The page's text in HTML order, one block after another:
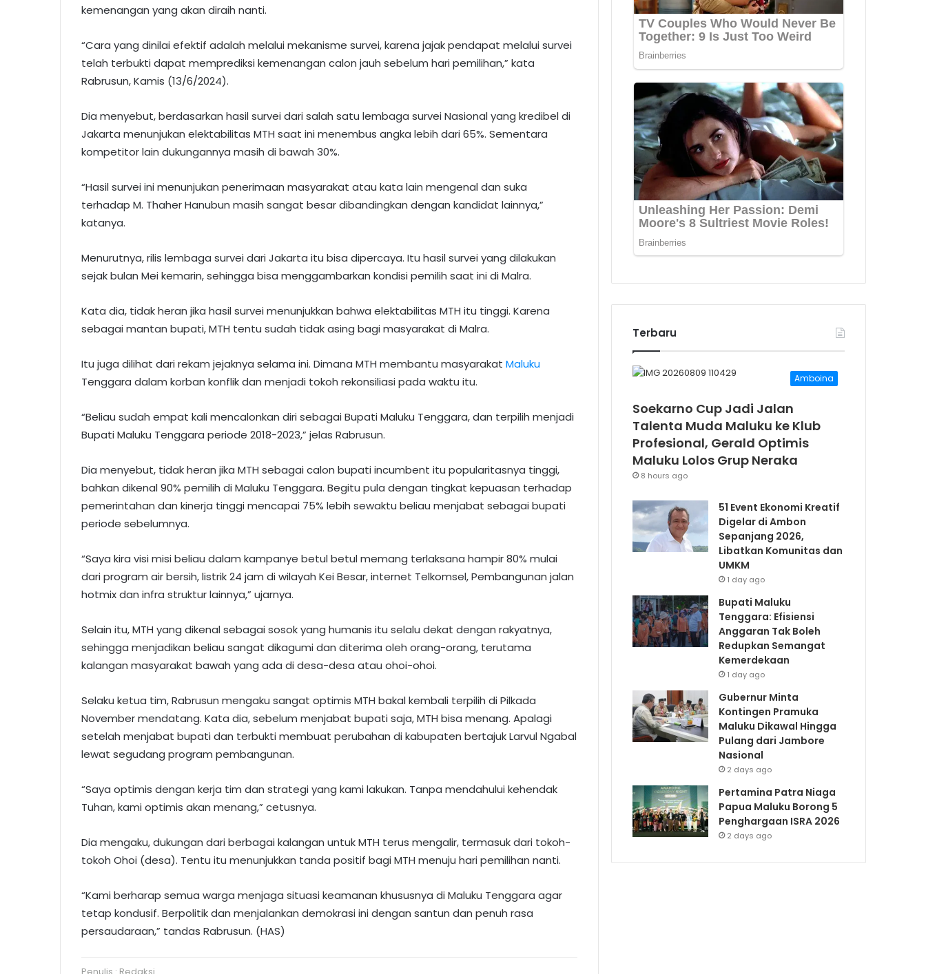
kemenangan yang akan diraih nanti.
“Cara yang dinilai efektif adalah melalui mekanisme survei, karena jajak pendapat melalui survei
telah terbukti dapat memprediksi kemenangan calon jauh sebelum hari pemilihan,” kata
Rabrusun, Kamis (13/6/2024).
Dia menyebut, berdasarkan hasil survei dari salah satu lembaga survei Nasional yang kredibel di
Jakarta menunjukan elektabilitas MTH saat ini menembus angka lebih dari 65%. Sementara
kompetitor lain dukungannya masih di bawah 30%.
“Hasil survei ini menunjukan penerimaan masyarakat atau kata lain mengenal dan suka
terhadap M. Thaher Hanubun masih sangat besar dibandingkan dengan kandidat lainnya,”
katanya.
Menurutnya, rilis lembaga survei dari Jakarta itu bisa dipercaya. Itu hasil survei yang dilakukan
sejak bulan Mei kemarin, sehingga bisa menggambarkan kondisi pemilih saat ini di Malra.
Kata dia, tidak heran jika hasil survei menunjukkan bahwa elektabilitas MTH itu tinggi. Karena
sebagai mantan bupati, MTH tentu sudah tidak asing bagi masyarakat di Malra.
Itu juga dilihat dari rekam jejaknya selama ini. Dimana MTH membantu masyarakat Maluku
Tenggara dalam korban konflik dan menjadi tokoh rekonsiliasi pada waktu itu.
“Beliau sudah empat kali mencalonkan diri sebagai Bupati Maluku Tenggara, dan terpilih menjadi
Bupati Maluku Tenggara periode 2018-2023,” jelas Rabrusun.
Dia menyebut, tidak heran jika MTH sebagai calon bupati incumbent itu popularitasnya tinggi,
bahkan dikenal 90% pemilih di Maluku Tenggara. Begitu pula dengan tingkat kepuasan terhadap
pemerintahan dan kinerja tinggi mencapai 75% lebih sewaktu beliau menjabat sebagai bupati
periode sebelumnya.
“Saya kira visi misi beliau dalam kampanye betul betul memang terlaksana hampir 80% mulai
dari program air bersih, listrik 24 jam di wilayah Kei Besar, internet Telkomsel, Pembangunan jalan
hotmix dan infra struktur lainnya,” ujarnya.
Selain itu, MTH yang dikenal sebagai sosok yang humanis itu selalu dekat dengan rakyatnya,
sehingga menjadikan beliau sangat dikagumi dan diterima oleh orang-orang, terutama
kalangan masyarakat bawah yang ada di desa-desa atau ohoi-ohoi.
Selaku ketua tim, Rabrusun mengaku sangat optimis MTH bakal kembali terpilih di Pilkada
November mendatang. Kata dia, sebelum menjabat bupati saja, MTH bisa menang. Apalagi
setelah menjabat bupati dan terbukti membuat perubahan di kabupaten bertajuk Larvul Ngabal
lewat segudang program pembangunan.
“Saya optimis dengan kerja tim dan strategi yang kami lakukan. Tanpa mendahului kehendak
Tuhan, kami optimis akan menang,” cetusnya.
Dia mengaku, dukungan dari berbagai kalangan untuk MTH terus mengalir, termasuk dari tokoh-
tokoh Ohoi (desa). Tentu itu menunjukkan tanda positif bagi MTH menuju hari pemilihan nanti.
“Kami berharap semua warga menjaga situasi keamanan khususnya di Maluku Tenggara agar
tetap kondusif. Berpolitik dan menjalankan demokrasi ini dengan santun dan penuh rasa
persaudaraan,” tandas Rabrusun. (HAS)
Terbaru
Amboina
Soekarno Cup Jadi Jalan
Talenta Muda Maluku ke Klub
Profesional, Gerald Optimis
Maluku Lolos Grup Neraka
8 hours ago
51 Event Ekonomi Kreatif
Digelar di Ambon
Sepanjang 2026,
Libatkan Komunitas dan
UMKM
1 day ago
Bupati Maluku
Tenggara: Efisiensi
Anggaran Tak Boleh
Redupkan Semangat
Kemerdekaan
1 day ago
Gubernur Minta
Kontingen Pramuka
Maluku Dikawal Hingga
Pulang dari Jambore
Nasional
2 days ago
Pertamina Patra Niaga
Papua Maluku Borong 5
Penghargaan ISRA 2026
2 days ago